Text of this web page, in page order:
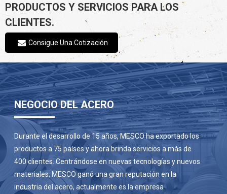
PRODUCTOS Y SERVICIOS PARA LOS
CLIENTES.
Consigue Una Cotización
NEGOCIO DEL ACERO
Durante el desarrollo de 15 años, MESCO ha exportado los
productos a 75 países y ahora brinda servicios a más de
400 clientes. Centrándose en nuevas tecnologías y nuevos
materiales, MESCO ganó una gran reputación en la
industria del acero, actualmente es la empresa